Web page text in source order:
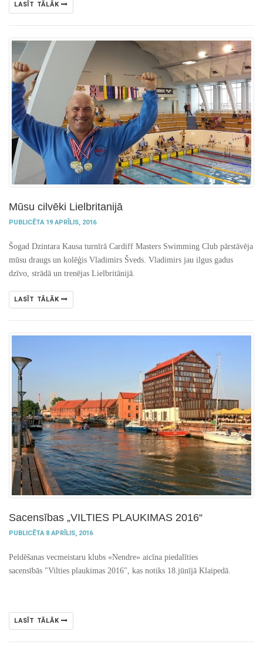
LASĪT TĀLĀK
Mūsu cilvēki Lielbritanijā
PUBLICĒTA 19 APRĪLIS, 2016
Šogad Dzintara Kausa turnīrā Cardiff Masters Swimming Club pārstāvēja
mūsu draugs un kolēģis Vladimirs Šveds. Vladimirs jau ilgus gadus
dzīvo, strādā un trenējas Lielbritānijā.
LASĪT TĀLĀK
Sacensības „VILTIES PLAUKIMAS 2016“
PUBLICĒTA 8 APRĪLIS, 2016
Peldēšanas vecmeistaru klubs «Nendre» aicīna piedalīties
sacensībās "Vilties plaukimas 2016", kas notiks 18.jūnījā Klaipedā.
LASĪT TĀLĀK